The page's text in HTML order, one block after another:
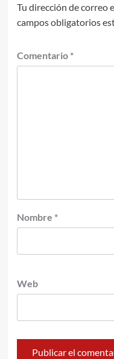
Tu dirección de correo
campos obligatorios
Comentario *
Nombre *
Web